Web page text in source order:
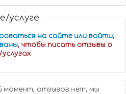
услуге
на сайте или войти,
, чтобы писать отзывы о
момент, отзывов нет, мы